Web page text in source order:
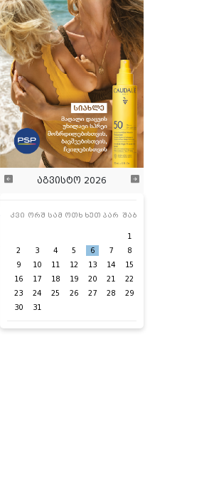
აგვისტო 2026
კვი ორშ სამ ოთხ ხუთ პარ შაბ
1
2
3 4 5 6 7
8
9
10 11 12 13 14
15
16
17 18 19 20 21
22
23
24 25 26 27 28
29
30
31